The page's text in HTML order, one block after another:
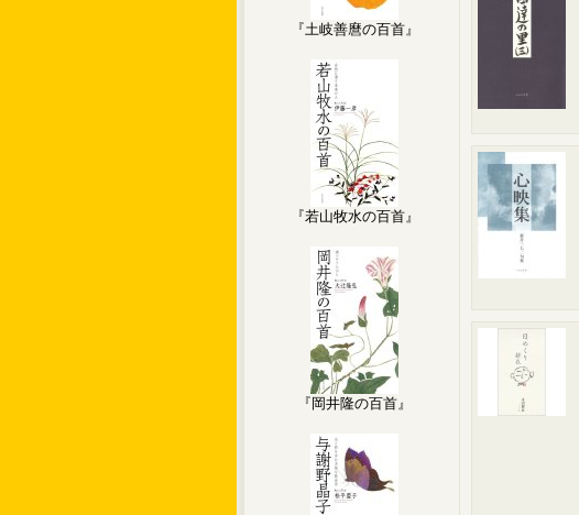
『土岐善麿の百首』
『若山牧水の百首』
『岡井隆の百首』